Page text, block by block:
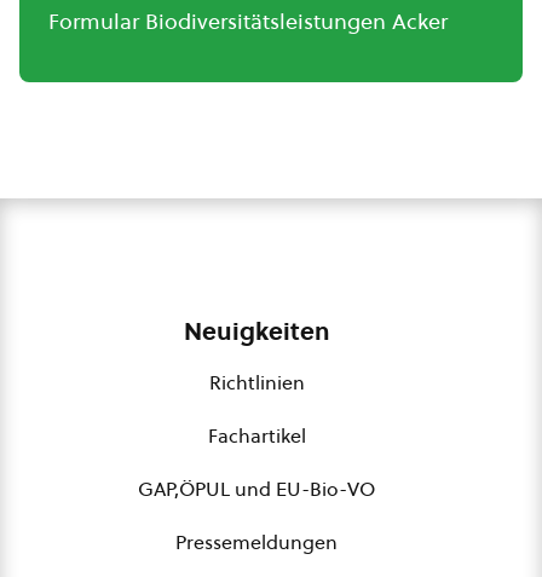
Formular Biodiversitätsleistungen Acker
Neuigkeiten
Richtlinien
Fachartikel
GAP,ÖPUL und EU-Bio-VO
Pressemeldungen